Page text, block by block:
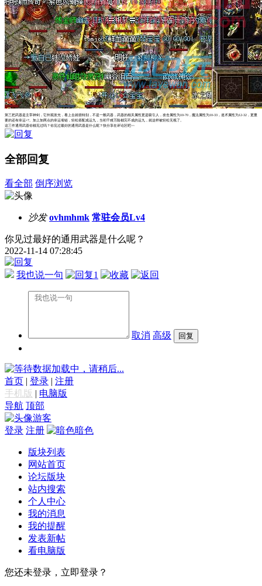
第三把武器是主宰神剑，它外观发光，看上去就很特别，不是一般武器，武器的相关属性更是吸引人，攻击属性为10-70，魔法属性为10-33，道术属性为12-32，更重
要的还有幸运+7。加上加两点的幸运项链，轻松搭配成运九，当初千难万险都完不成的运九，就这样被轻松无视了。
这三件通用武器你都见过吗？你见过最好的通用武器是什么呢？快分享在评论区吧~~
全部回复
看全部 倒序浏览
沙发 ovhmhmk 常驻会员Lv4
你见过最好的通用武器是什么呢？
2022-11-14 07:28:45
我也说一句 1
取消 高级
数据加载中，请稍后...
首页 | 登录 | 注册
手机版 | 电脑版
导航 顶部
游客
登录 注册 暗色
版块列表
网站首页
论坛版块
站内搜索
个人中心
我的消息
我的提醒
发表新帖
看电脑版
您还未登录，立即登录？